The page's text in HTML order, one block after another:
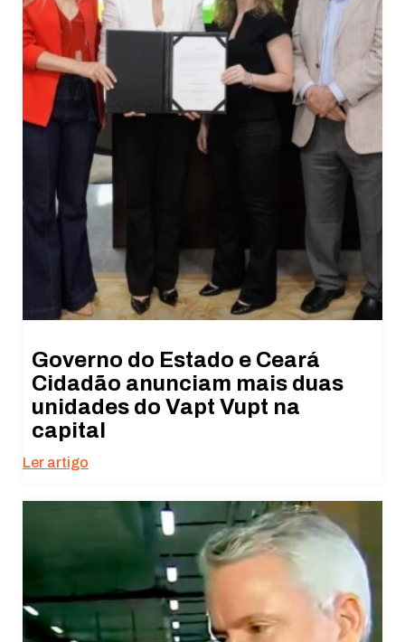
Governo do Estado e Ceará
Cidadão anunciam mais duas
unidades do Vapt Vupt na
capital
Ler artigo